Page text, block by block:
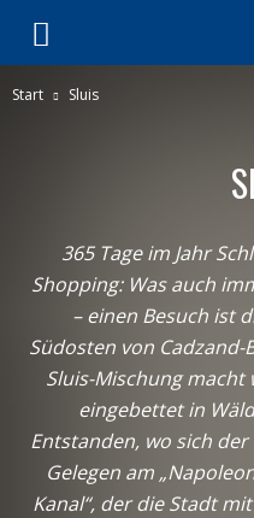
Start Sluis
365 Tage im Jahr
Shopping: Was auch
– einen Besuch ist
Südosten von
Sluis-Mischung macht
eingebettet in
Entstanden, wo sich
Gelegen am
Kanal“, der die Stadt